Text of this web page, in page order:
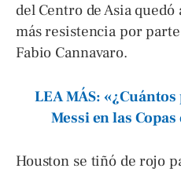
del Centro de Asia
más resistencia por
Fabio Cannavaro.
LEA MÁS:
Messi en las
Houston se tiñó de rojo